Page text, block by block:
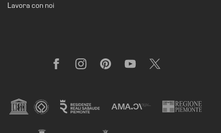
Lavora con noi
FacebookInstagramPinterestYouTube X